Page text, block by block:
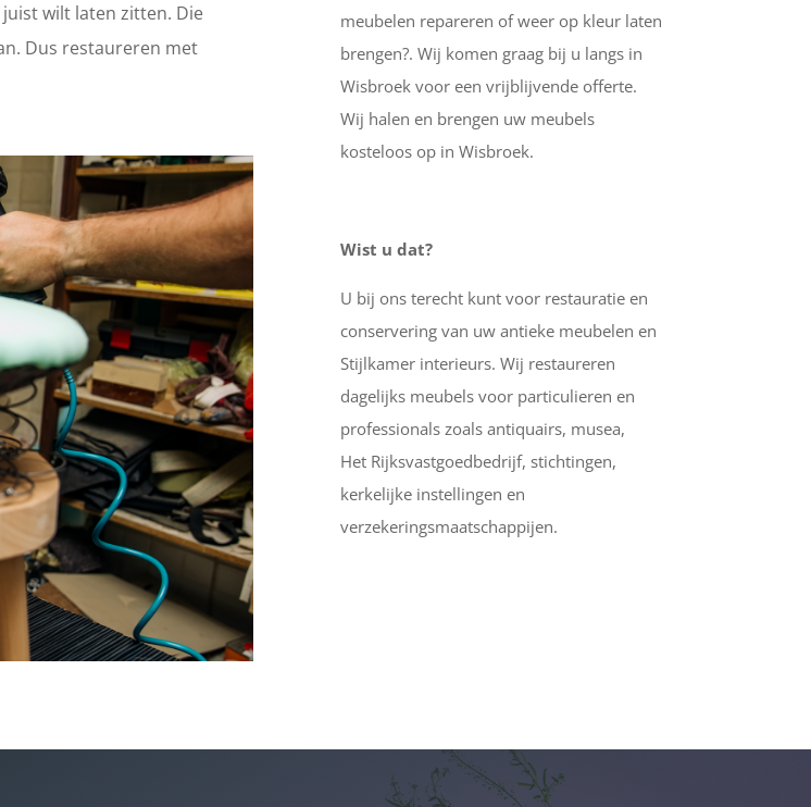
wilt laten zitten. Die
Dus restaureren met
meubelen repareren of weer op kleur laten
brengen?. Wij komen graag bij u langs in
Wisbroek voor een vrijblijvende offerte.
Wij halen en brengen uw meubels
kosteloos op in Wisbroek.
Wist u dat?
U bij ons terecht kunt voor restauratie en
conservering van uw antieke meubelen en
Stijlkamer interieurs. Wij restaureren
dagelijks meubels voor particulieren en
professionals zoals antiquairs, musea,
Het Rijksvastgoedbedrijf, stichtingen,
kerkelijke instellingen en
verzekeringsmaatschappijen.